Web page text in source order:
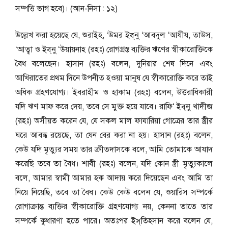
সম্পত্তি ভাগ হবে)। (আন-নিসা : ১২)
উল্লেখ করা হয়েছে যে, শুরাইহ, ‘উমর ইব্‌নু ‘আবদুল ‘আযীয, তাউস,
‘আত্বা ও ইব্‌নু ‘উয়ায়নাহ (রহঃ) রোগগ্রস্ত ব্যক্তির ঋণের স্বীকারোক্তিকে
বৈধ বলেছেন। হাসান (রহঃ) বলেন, দুনিয়ার শেষ দিনে এবং
আখিরাতের প্রথম দিনে উপনীত হওয়া মানুষ যে স্বীকারোক্তি করে তাই
অধিক গ্রহণযোগ্য। ইবরাহীম ও হাকাম (রহঃ) বলেন, উত্তরাধিকারী
যদি ঋণ মাফ করে দেয়, তবে সে মুক্ত হয়ে যাবে। রাফি‘ ইব্‌নু খাদীজ
(রহঃ) অসীয়ত করেন যে, যে সকল মাল ফাযারিয়া গোত্রের তার স্ত্রীর
ঘরে আবদ্ধ রয়েছে, তা যেন বের করা না হয়। হাসান (রহঃ) বলেন,
কেউ যদি মৃত্যুর সময় তার ক্রীতদাসকে বলে, আমি তোমাকে আযাদ
করেছি তবে তা বৈধ। শাবী (রহঃ) বলেন, যদি কোন স্ত্রী মৃত্যুকালে
বলে, আমার স্বামী আমার হক আদায় করে দিয়েছেন এবং আমি তা
নিয়ে নিয়েছি, তবে তা বৈধ। কেউ কেউ বলেন যে, ওয়ারিস সম্পর্কে
রোগাক্রান্ত ব্যক্তির স্বীকারোক্তি গ্রহণযোগ্য নয়, কেননা তাতে তার
সম্পর্কে কুধারণা হতে পারে। অতঃপর ইস্‌তিহসান করে বলেন যে,